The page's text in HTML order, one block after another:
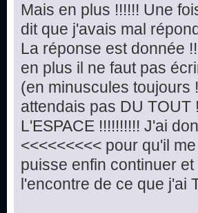
Mais en plus !!!!!! Une
dit que j'avais mal
La réponse est donnée
en plus il ne faut pas
(en minuscules toujours
attendais pas DU TOUT
L'ESPACE !!!!!!!!!! J'ai
<<<<<<<<< pour qu'il
puisse enfin continuer
l'encontre de ce que j'ai